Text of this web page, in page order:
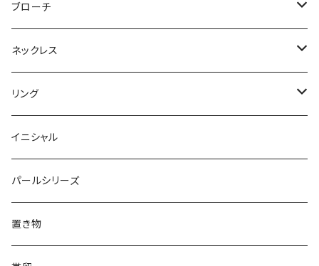
ノンホールピアス
ヘアゴム
ブローチ
ネックレス
リング
Flower
Dot
てんとう虫
ノンホールピアス
Flower
Dot
イヤリング
Flower
Round
Flower
Round
Square
てんとう虫
Animal
うさぎ
パンダ
鏡
ブローチ
Flower
Animal
猫
犬
Lips
鏡
Pattern
ネックレス
Flower
Animal
てんとう虫
Food
リング
Flower
Round
てんとう虫
イニシャル
パールシリーズ
置き物